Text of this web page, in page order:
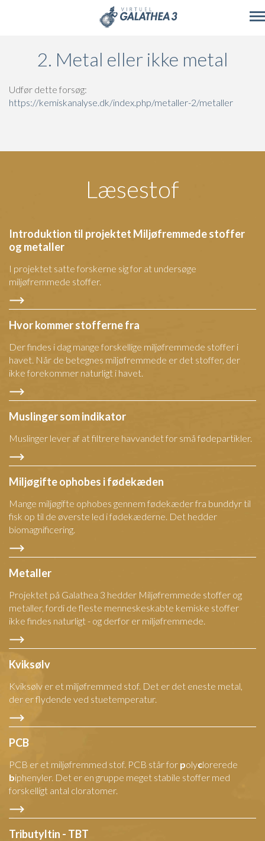
2. Metal eller ikke metal
Udfør dette forsøg:
https://kemiskanalyse.dk/index.php/metaller-2/metaller
Læsestof
Introduktion til projektet Miljøfremmede stoffer
og metaller
I projektet satte forskerne sig for at undersøge
miljøfremmede stoffer.
Hvor kommer stofferne fra
Der findes i dag mange forskellige miljøfremmede stoffer i
havet. Når de betegnes miljøfremmede er det stoffer, der
ikke forekommer naturligt i havet.
Muslinger som indikator
Muslinger lever af at filtrere havvandet for små fødepartikler.
Miljøgifte ophobes i fødekæden
Mange miljøgifte ophobes gennem fødekæder fra bunddyr til
fisk op til de øverste led i fødekæderne. Det hedder
biomagnificering.
Metaller
Projektet på Galathea 3 hedder Miljøfremmede stoffer og
metaller, fordi de fleste menneskeskabte kemiske stoffer
ikke findes naturligt - og derfor er miljøfremmede.
Kviksølv
Kviksølv er et miljøfremmed stof. Det er det eneste metal,
der er flydende ved stuetemperatur.
PCB
PCB er et miljøfremmed stof. PCB står for polyclorerede
biphenyler. Det er en gruppe meget stabile stoffer med
forskelligt antal cloratomer.
Tributyltin - TBT